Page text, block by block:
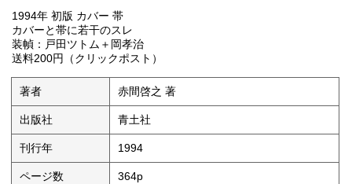
1994年 初版 カバー 帯
カバーと帯に若干のスレ
装幀：戸田ツトム＋岡孝治
送料200円（クリックポスト）
著者 赤間啓之 著
出版社 青土社
刊行年 1994
ページ数 364p